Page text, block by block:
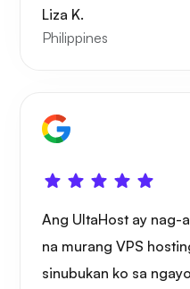
Liza K.
Philippines
Ang UltaHost ay nag-
na murang VPS
sinubukan ko sa